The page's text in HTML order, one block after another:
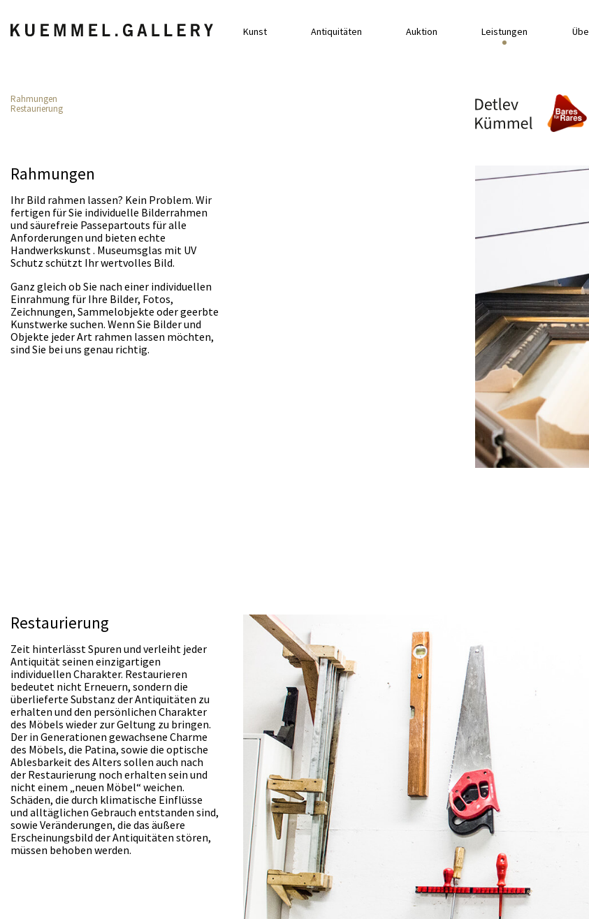
Kunst Antiquitäten Auktion Leistungen
Rahmungen
Restaurierung
Rahmungen
Ihr Bild rahmen lassen? Kein Problem. Wir
fertigen für Sie individuelle Bilderrahmen
und säurefreie Passepartouts für alle
Anforderungen und bieten echte
Handwerkskunst . Museumsglas mit UV
Schutz schützt Ihr wertvolles Bild.
Ganz gleich ob Sie nach einer individuellen
Einrahmung für Ihre Bilder, Fotos,
Zeichnungen, Sammelobjekte oder geerbte
Kunstwerke suchen. Wenn Sie Bilder und
Objekte jeder Art rahmen lassen möchten,
sind Sie bei uns genau richtig.
Restaurierung
Zeit hinterlässt Spuren und verleiht jeder
Antiquität seinen einzigartigen
individuellen Charakter. Restaurieren
bedeutet nicht Erneuern, sondern die
überlieferte Substanz der Antiquitäten zu
erhalten und den persönlichen Charakter
des Möbels wieder zur Geltung zu bringen.
Der in Generationen gewachsene Charme
des Möbels, die Patina, sowie die optische
Ablesbarkeit des Alters sollen auch nach
der Restaurierung noch erhalten sein und
nicht einem „neuen Möbel“ weichen.
Schäden, die durch klimatische Einflüsse
und alltäglichen Gebrauch entstanden sind,
sowie Veränderungen, die das äußere
Erscheinungsbild der Antiquitäten stören,
müssen behoben werden.